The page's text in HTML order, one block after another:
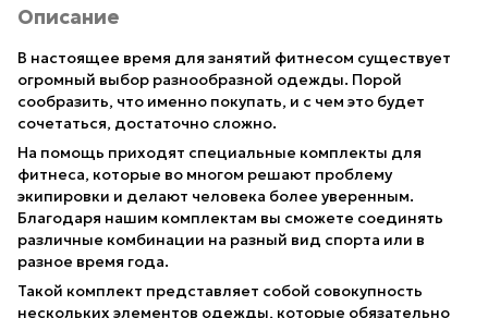
Описание
В настоящее время для занятий фитнесом существует
огромный выбор разнообразной одежды. Порой
сообразить, что именно покупать, и с чем это будет
сочетаться, достаточно сложно.
На помощь приходят специальные комплекты для
фитнеса, которые во многом решают проблему
экипировки и делают человека более уверенным.
Благодаря нашим комплектам вы сможете соединять
различные комбинации на разный вид спорта или в
разное время года.
Такой комплект представляет собой совокупность
нескольких элементов одежды, которые обязательно